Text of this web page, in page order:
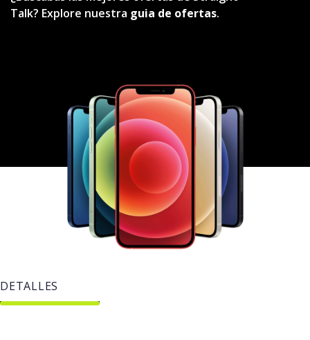
Talk? Explore nuestra guia de ofertas.
DETALLES